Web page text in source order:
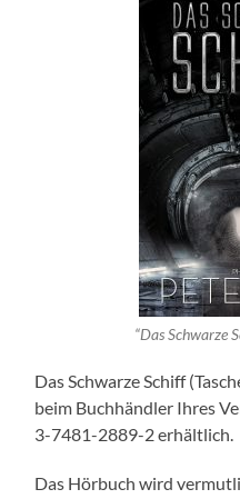
“Das Schwarze
Das Schwarze Schiff
beim Buchhändler Ihres
3-7481-2889-2 erhältlich.
Das Hörbuch wird